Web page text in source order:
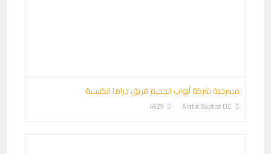
مسرحية شركة أبواب الجحيم فريق دراما الكنيسة
Arabic Baptist DC
4929